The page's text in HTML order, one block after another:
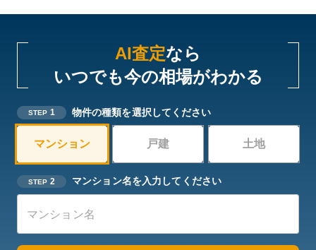
AI査定なら
いつでも今の相場がわかる
STEP 1 物件の種類を選択してください
マンション 戸建 土地
STEP 2 マンション名を入力してください